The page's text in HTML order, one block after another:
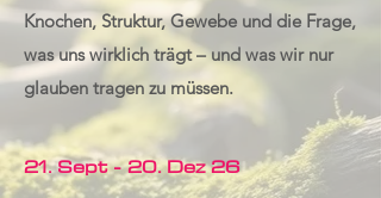
Knochen, Struktur, Gewebe und die Frage,
was uns wirklich trägt – und was wir nur
glauben tragen zu müssen.
21. Sept - 20. Dez 26